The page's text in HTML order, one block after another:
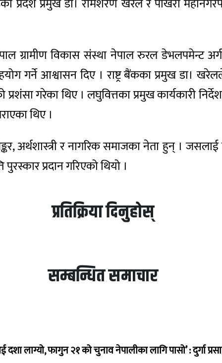
ग्रामीण विकास संस्था नेपाल रुरल डेभलपमेन्ट
गर्ने आश्वासन दिए । राष्ट्र बैंकका प्रमुख डा।
प्रशंसा गरेका थिए । लघुवित्तका प्रमुख कार्यकारी
थिए ।
अर्थशास्त्री र नागरिक समाजका नेता हुन् ।
प्रदान गरिएको थियो ।
प्रतिक्रिया दिनुहोस्
सम्बन्धित समाचार
दशा लाग्यो, फागुन २१ को चुनाव नेपालीका लागि पासो’ : दुर्गा